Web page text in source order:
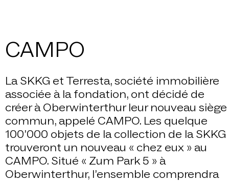
CAMPO
La SKKG et Terresta, société immobilière
associée à la fondation, ont décidé de
créer à Oberwinterthur leur nouveau siège
commun, appelé CAMPO. Les quelque
100’000 objets de la collection de la SKKG
trouveront un nouveau « chez eux » au
CAMPO. Situé « Zum Park 5 » à
Oberwinterthur, l’ensemble comprendra